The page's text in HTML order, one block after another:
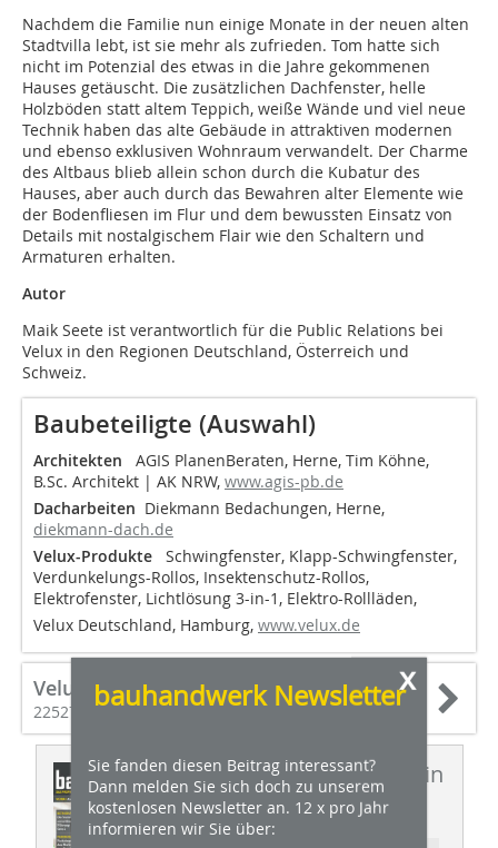
Nachdem die Familie nun einige Monate in der neuen alten
Stadtvilla lebt, ist sie mehr als zufrieden. Tom hatte sich
nicht im Potenzial des etwas in die Jahre gekommenen
Hauses getäuscht. Die zusätzlichen Dachfenster, helle
Holzböden statt altem Teppich, weiße Wände und viel neue
Technik haben das alte Gebäude in attraktiven modernen
und ebenso exklusiven Wohnraum verwandelt. Der Charme
des Altbaus blieb allein schon durch die Kubatur des
Hauses, aber auch durch das Bewahren alter Elemente wie
der Bodenfliesen im Flur und dem bewussten Einsatz von
Details mit nostalgischem Flair wie den Schaltern und
Armaturen erhalten.
Autor
Maik Seete ist verantwortlich für die Public Relations bei
Velux in den Regionen Deutschland, Österreich und
Schweiz.
Baubeteiligte (Auswahl)
Architekten AGIS PlanenBeraten, Herne, Tim Köhne,
B.Sc. Architekt | AK NRW, www.agis-pb.de
Dacharbeiten Diekmann Bedachungen, Herne,
diekmann-dach.de
Velux-Produkte Schwingfenster, Klapp-Schwingfenster,
Verdunkelungs-Rollos, Insektenschutz-Rollos,
Elektrofenster, Lichtlösung 3-in-1, Elektro-Rollläden,
Velux Deutschland, Hamburg, www.velux.de
Velux Deutschland GmbH
22527 Hamburg
Dieser Artikel erschien in
BHW 03/2023
x
bauhandwerk Newsletter
Sie fanden diesen Beitrag interessant?
Dann melden Sie sich doch zu unserem
kostenlosen Newsletter an. 12 x pro Jahr
informieren wir Sie über: